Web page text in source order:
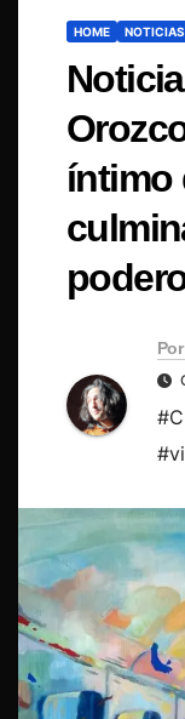
HOME NOTICIAS
íntimo
Por